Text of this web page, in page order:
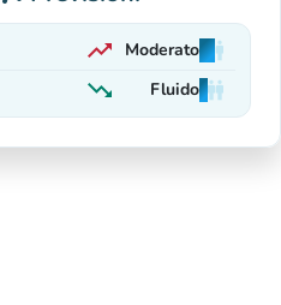
trending_up Moderatoman
man
man
trending_down
In calo
Fluidoman
man
man